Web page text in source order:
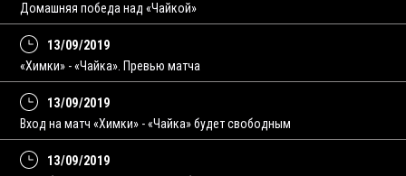
Домашняя победа над «Чайкой»
13/09/2019
«Химки» - «Чайка». Превью матча
13/09/2019
Вход на матч «Химки» - «Чайка» будет свободным
13/09/2019